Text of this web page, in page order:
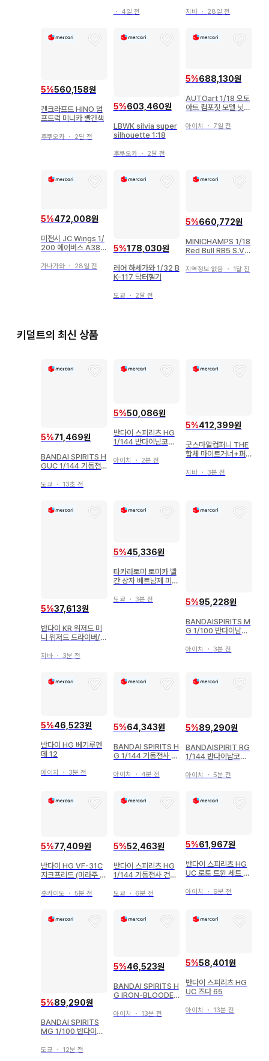
・ 4일 전 지바 ・ 28일 전
5%560,158원
켄크라프트 HINO 덤
프트럭 미니카 빨간색
후쿠오카 ・ 2달 전
5%603,460원
LBWK silvia super
silhouette 1:18
후쿠오카・ 2달 전
5%688,130원
AUTOart 1/18 오토
아트 컴포짓 모델 닛산
서부경찰 ] 슈퍼Z 77
아이치 ・ 7일 전
5%472,008원
미전시 JC Wings 1/
200 에어버스 A380
가나가와 ・ 28일 전
5%178,030원
레어 하세가와 1/32 B
K-117 닥터헬기
도쿄 ・ 2달 전
5%660,772원
MINICHAMPS 1/18
Red Bull RB5 S.Vet
지역정보 없음 ・ 1달 전
키덜트의 최신 상품
5%71,469원
BANDAI SPIRITS H
GUC 1/144 기동전
MkIII 클리어 컬러
도쿄 ・ 13초 전
5%50,086원
반다이 스피리츠 HG
1/144 반다이남코판
이남코판 043
아이치 ・ 2분 전
5%412,399원
굿스마일컴퍼니 THE
합체 마이트거너+퍼
지바 ・ 3분 전
5%37,613원
반다이 KR 위저드 미
니 위저드 드라이버/가
지바 ・ 3분 전
5%45,336원
타카라토미 토미카 빨
간 상자 베트남제 미쓰
9 신차 씰 포함 39
도쿄 ・ 3분 전 5%95,228원
BANDAISPIRITS M
G 1/100 반다이남코
어 컬러 LIMITED
아이치 ・ 3분 전
5%46,523원
반다이 HG 베기루펜
데 12
아이치 ・ 3분 전
5%64,343원
BANDAI SPIRITS H
G 1/144 기동전사 건
overy 자쿠 사막 타입
아이치 ・ 4분 전
5%89,290원
BANDAISPIRIT RG
1/144 반다이남코판
아이치 ・5분 전
5%77,409원
반다이 HG VF-31C
지크프리드 (미라주 파
홋카이도 ・ 5분 전
5%52,463원
반다이 스피리츠 HG
1/144 기동전사 건담
도쿄 ・ 6분 전
5%61,967원
반다이 스피리츠 HG
UC 로토 트윈 세트 10
아이치 ・ 9분 전
5%89,290원
BANDAI SPIRITS
MG 1/100 반다이남
도쿄 ・ 12분 전
5%46,523원
BANDAI SPIRITS H
G IRON-BLOODED
마리스 비다르 반남 1/
아이치 ・ 13분 전
5%58,401원
반다이 스피리츠 HG
UC 즈다 65
아이치 ・ 13분 전